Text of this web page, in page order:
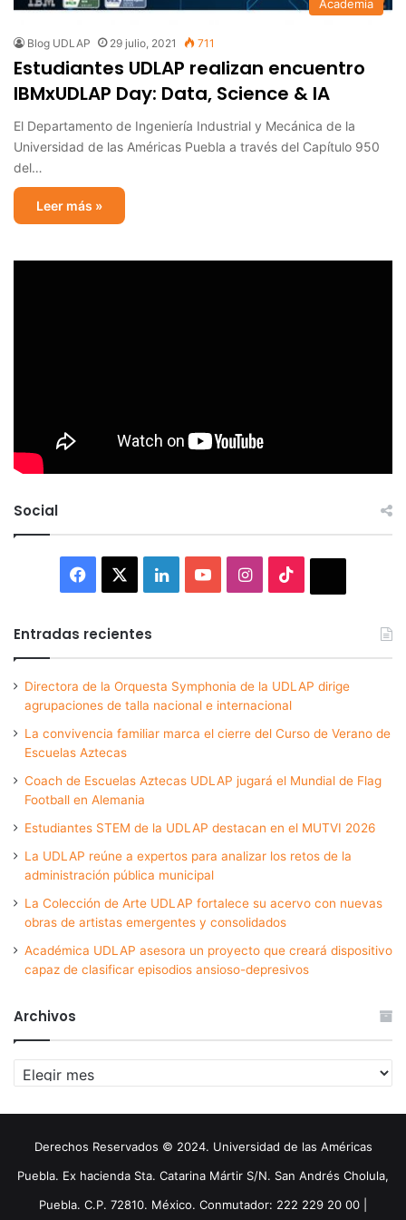
Academia
Blog UDLAP 29 julio, 2021 711
Estudiantes UDLAP realizan encuentro
IBMxUDLAP Day: Data, Science & IA
El Departamento de Ingeniería Industrial y Mecánica de la
Universidad de las Américas Puebla a través del Capítulo 950
del…
Leer más »
Social
Facebook LinkedInYouTubeInstagram
Entradas recientes
Directora de la Orquesta Symphonia de la UDLAP dirige
agrupaciones de talla nacional e internacional
La convivencia familiar marca el cierre del Curso de Verano de
Escuelas Aztecas
Coach de Escuelas Aztecas UDLAP jugará el Mundial de Flag
Football en Alemania
Estudiantes STEM de la UDLAP destacan en el MUTVI 2026
La UDLAP reúne a expertos para analizar los retos de la
administración pública municipal
La Colección de Arte UDLAP fortalece su acervo con nuevas
obras de artistas emergentes y consolidados
Académica UDLAP asesora un proyecto que creará dispositivo
capaz de clasificar episodios ansioso-depresivos
Archivos
Archivos
Derechos Reservados © 2024. Universidad de las Américas
Puebla. Ex hacienda Sta. Catarina Mártir S/N. San Andrés Cholula,
Puebla. C.P. 72810. México. Conmutador: 222 229 20 00 |